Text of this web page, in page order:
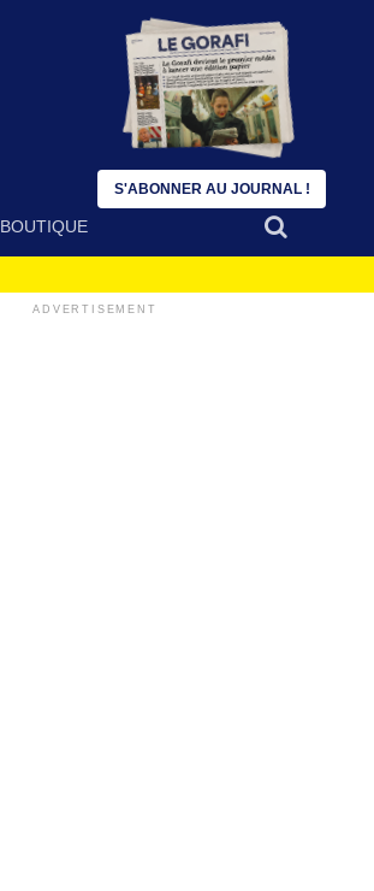
BOUTIQUE
ADVERTISEMENT
S'ABONNER AU JOURNAL !